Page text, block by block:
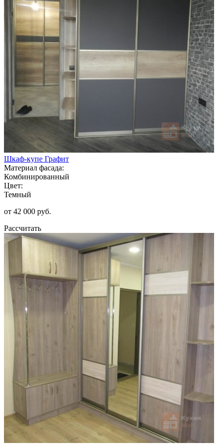
Шкаф-купе Графит
Материал фасада:
Комбинированный
Цвет:
Темный
от 42 000 руб.
Рассчитать